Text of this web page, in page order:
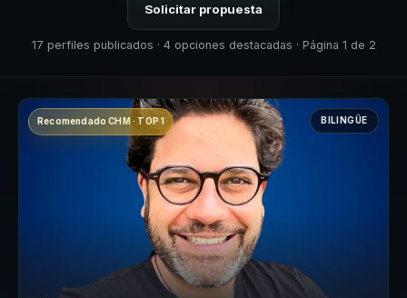
Solicitar propuesta
17 perfiles publicados · 4 opciones destacadas · Página 1 de 2
Recomendado CHM · TOP 1 BILINGÜE